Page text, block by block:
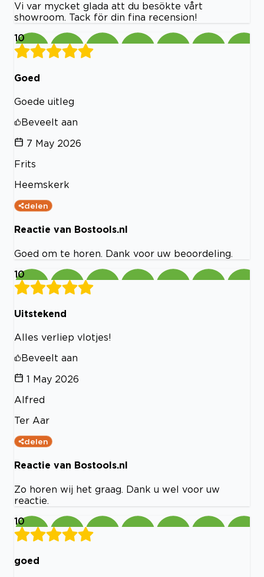
Vi var mycket glada att du besökte vårt
showroom. Tack för din fina recension!
10
Goed
Goede uitleg
Beveelt aan
7 May 2026
Frits
Heemskerk
delen
Reactie van Bostools.nl
Goed om te horen. Dank voor uw beoordeling.
10
Uitstekend
Alles verliep vlotjes!
Beveelt aan
1 May 2026
Alfred
Ter Aar
delen
Reactie van Bostools.nl
Zo horen wij het graag. Dank u wel voor uw
reactie.
10
goed